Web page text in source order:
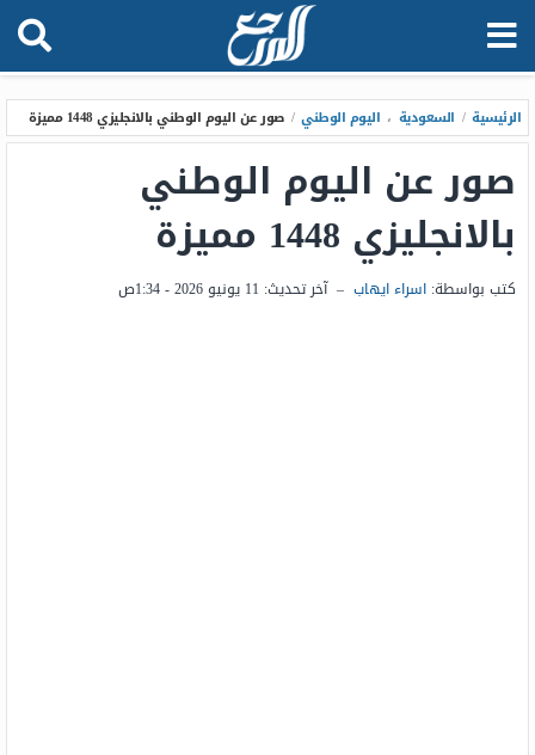
الرئيسية / السعودية ، اليوم الوطني / صور عن اليوم الوطني بالانجليزي 1448 مميزة
صور عن اليوم الوطني
بالانجليزي 1448 مميزة
كتب بواسطة: اسراء ايهاب – آخر تحديث: 11 يونيو 2026 - 1:34ص